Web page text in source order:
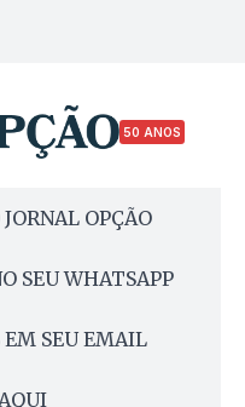
50 ANOS
OPÇÃO
SEU WHATSAPP
EM SEU EMAIL